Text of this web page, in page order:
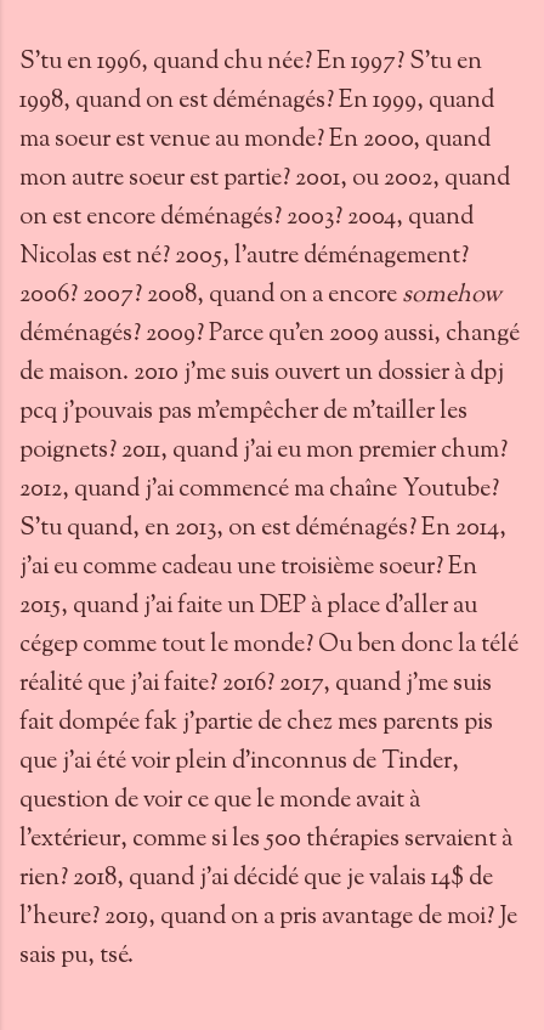
S'tu en 1996, quand chu née? En 1997? S'tu en
1998, quand on est déménagés? En 1999, quand
ma soeur est venue au monde? En 2000, quand
mon autre soeur est partie? 2001, ou 2002, quand
on est encore déménagés? 2003? 2004, quand
Nicolas est né? 2005, l'autre déménagement?
2006? 2007? 2008, quand on a encoresomehow
déménagés? 2009? Parce qu'en 2009 aussi, changé
de maison. 2010 j'me suis ouvert un dossier à dpj
pcq j'pouvais pas m'empêcher de m'tailler les
poignets? 2011, quand j'ai eu mon premier chum?
2012, quand j'ai commencé ma chaîne Youtube?
S'tu quand, en 2013, on est déménagés? En 2014,
j'ai eu comme cadeau une troisième soeur? En
2015, quand j'ai faite un DEP à place d'aller au
cégep comme tout le monde? Ou ben donc la télé
réalité que j'ai faite? 2016? 2017, quand j'me suis
fait dompée fak j'partie de chez mes parents pis
que j'ai été voir plein d'inconnus de Tinder,
question de voir ce que le monde avait à
l'extérieur, comme si les 500 thérapies servaient à
rien? 2018, quand j'ai décidé que je valais 14$ de
l'heure? 2019, quand on a pris avantage de moi? Je
sais pu, tsé.